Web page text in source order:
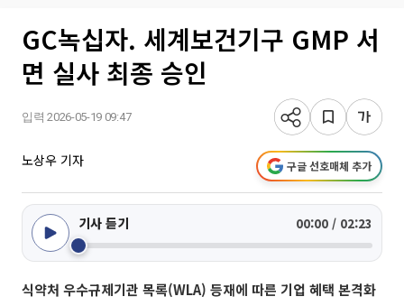
GC녹십자. 세계보건기구 GMP 서
면 실사 최종 승인
입력 2026-05-19 09:47
노상우 기자 구글 선호매체 추가
기사 듣기 00:00 / 02:23
식약처 우수규제기관 목록(WLA) 등재에 따른 기업 혜택 본격화